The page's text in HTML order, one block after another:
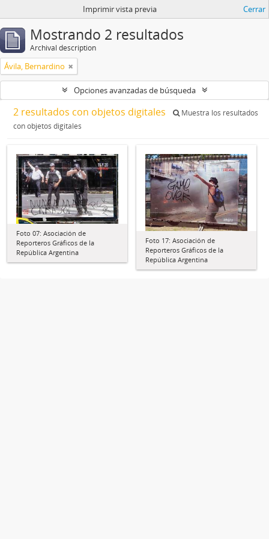
Imprimir vista previa Cerrar
Mostrando 2 resultados
Archival description
Ávila, Bernardino
Opciones avanzadas de búsqueda
2 resultados con objetos digitales
Muestra los resultados
con objetos digitales
Foto 07: Asociación de
Reporteros Gráficos de la
República Argentina
Foto 17: Asociación de
Reporteros Gráficos de la
República Argentina